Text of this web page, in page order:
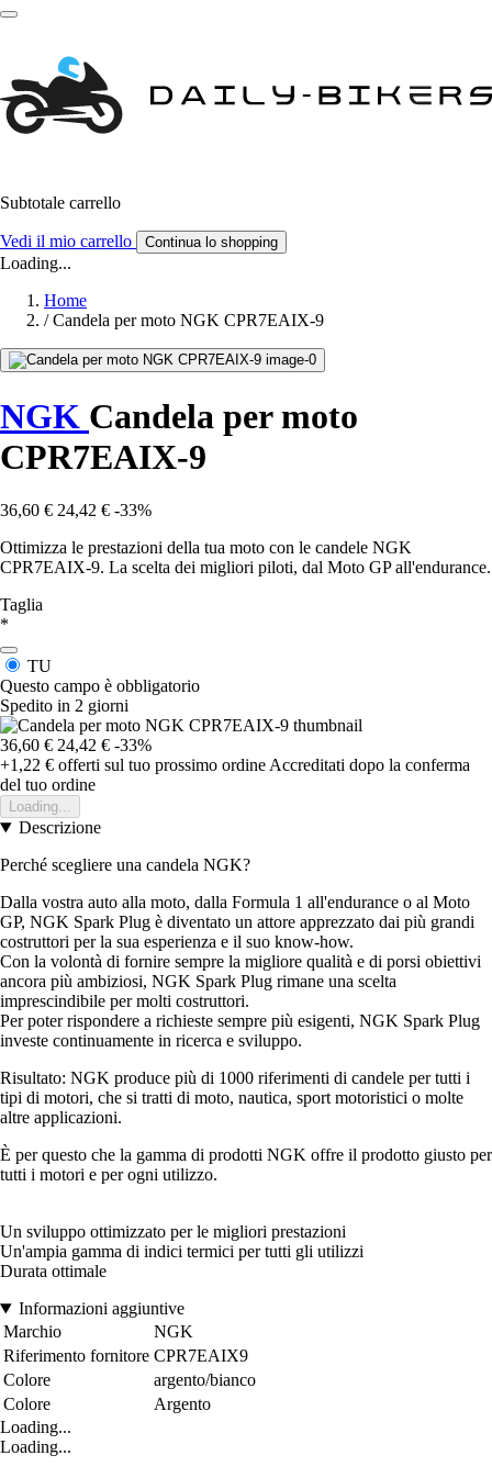
Subtotale carrello
Vedi il mio carrello Continua lo shopping
Loading...
Home
/ Candela per moto NGK CPR7EAIX-9
NGK Candela per moto
CPR7EAIX-9
36,60 € 24,42 € -33%
Ottimizza le prestazioni della tua moto con le candele NGK
CPR7EAIX-9. La scelta dei migliori piloti, dal Moto GP all'endurance.
Taglia
*
TU
Questo campo è obbligatorio
Spedito in 2 giorni
36,60 € 24,42 € -33%
+1,22 € offerti sul tuo prossimo ordine Accreditati dopo la conferma
del tuo ordine
Loading...
Descrizione
Perché scegliere una candela NGK?
Dalla vostra auto alla moto, dalla Formula 1 all'endurance o al Moto
GP, NGK Spark Plug è diventato un attore apprezzato dai più grandi
costruttori per la sua esperienza e il suo know-how.
Con la volontà di fornire sempre la migliore qualità e di porsi obiettivi
ancora più ambiziosi, NGK Spark Plug rimane una scelta
imprescindibile per molti costruttori.
Per poter rispondere a richieste sempre più esigenti, NGK Spark Plug
investe continuamente in ricerca e sviluppo.
Risultato: NGK produce più di 1000 riferimenti di candele per tutti i
tipi di motori, che si tratti di moto, nautica, sport motoristici o molte
altre applicazioni.
È per questo che la gamma di prodotti NGK offre il prodotto giusto per
tutti i motori e per ogni utilizzo.
Un sviluppo ottimizzato per le migliori prestazioni
Un'ampia gamma di indici termici per tutti gli utilizzi
Durata ottimale
Informazioni aggiuntive
Marchio
NGK
Riferimento fornitore CPR7EAIX9
Colore
argento/bianco
Colore
Argento
Loading...
Loading...